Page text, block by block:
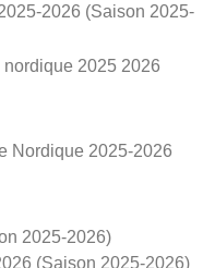
2026 (Saison 2025-
2025 2026
Nordique 2025-2026
2025-2026)
(Saison 2025-2026)